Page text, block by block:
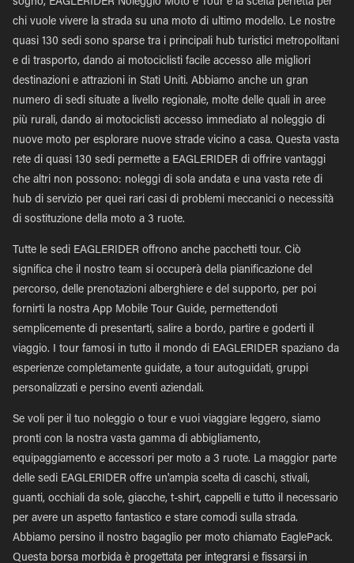
sogno, EAGLERIDER Noleggio Moto e Tour è la scelta perfetta per
chi vuole vivere la strada su una moto di ultimo modello. Le nostre
quasi 130 sedi sono sparse tra i principali hub turistici metropolitani
e di trasporto, dando ai motociclisti facile accesso alle migliori
destinazioni e attrazioni in Stati Uniti. Abbiamo anche un gran
numero di sedi situate a livello regionale, molte delle quali in aree
più rurali, dando ai motociclisti accesso immediato al noleggio di
nuove moto per esplorare nuove strade vicino a casa. Questa vasta
rete di quasi 130 sedi permette a EAGLERIDER di offrire vantaggi
che altri non possono: noleggi di sola andata e una vasta rete di
hub di servizio per quei rari casi di problemi meccanici o necessità
di sostituzione della moto a 3 ruote.
Tutte le sedi EAGLERIDER offrono anche pacchetti tour. Ciò
significa che il nostro team si occuperà della pianificazione del
percorso, delle prenotazioni alberghiere e del supporto, per poi
fornirti la nostra App Mobile Tour Guide, permettendoti
semplicemente di presentarti, salire a bordo, partire e goderti il
viaggio. I tour famosi in tutto il mondo di EAGLERIDER spaziano da
esperienze completamente guidate, a tour autoguidati, gruppi
personalizzati e persino eventi aziendali.
Se voli per il tuo noleggio o tour e vuoi viaggiare leggero, siamo
pronti con la nostra vasta gamma di abbigliamento,
equipaggiamento e accessori per moto a 3 ruote. La maggior parte
delle sedi EAGLERIDER offre un'ampia scelta di caschi, stivali,
guanti, occhiali da sole, giacche, t-shirt, cappelli e tutto il necessario
per avere un aspetto fantastico e stare comodi sulla strada.
Abbiamo persino il nostro bagaglio per moto chiamato EaglePack.
Questa borsa morbida è progettata per integrarsi e fissarsi in